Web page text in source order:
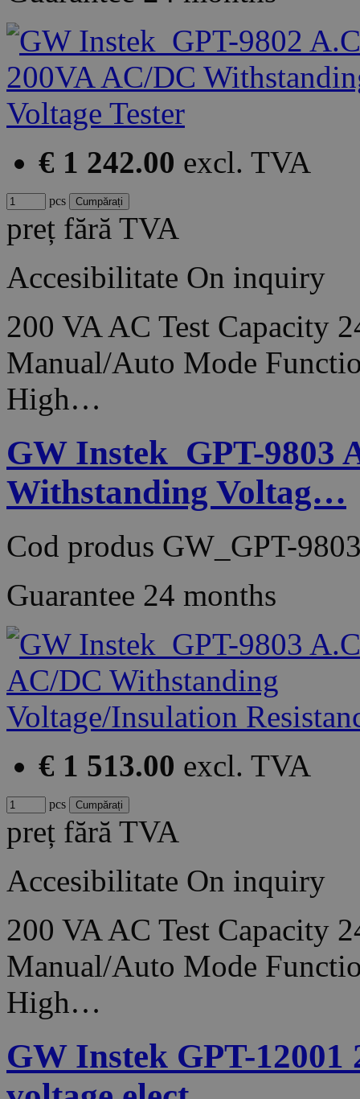
€ 1 242.00 excl. TVA
pcs
preț fără TVA
Accesibilitate On inquiry
200 VA AC Test Capacity
Manual/Auto Mode
High…
GW Instek_GPT-9803
Withstanding Voltag…
Cod produs GW_GPT-
Guarantee 24 months
€ 1 513.00 excl. TVA
pcs
preț fără TVA
Accesibilitate On inquiry
200 VA AC Test Capacity
Manual/Auto Mode
High…
GW Instek GPT-